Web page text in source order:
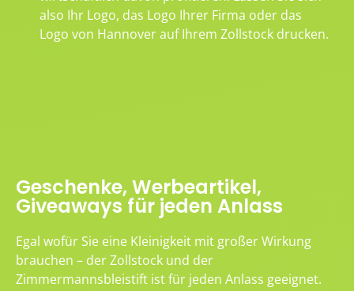
also Ihr Logo, das Logo Ihrer Firma oder das
Logo von Hannover auf Ihrem Zollstock drucken.
Geschenke, Werbeartikel,
Giveaways für jeden Anlass
Egal wofür Sie eine Kleinigkeit mit großer Wirkung
brauchen – der Zollstock und der
Zimmermannsbleistift ist für jeden Anlass geeignet.